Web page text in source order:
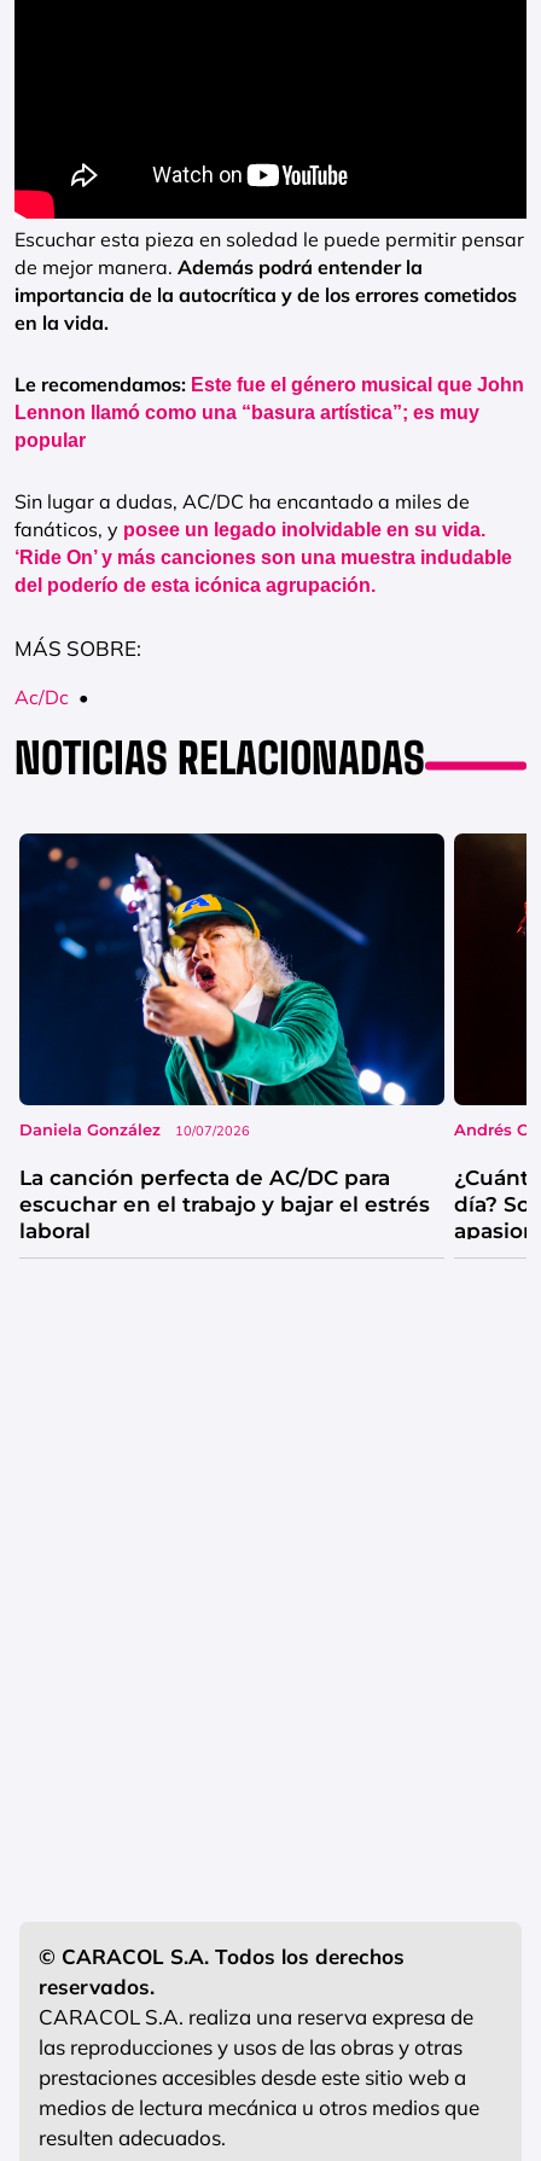
Escuchar esta pieza en soledad le puede permitir pensar
de mejor manera. Además podrá entender la
importancia de la autocrítica y de los errores cometidos
en la vida.
Le recomendamos: Este fue el género musical que John
Lennon llamó como una “basura artística”; es muy
popular
Sin lugar a dudas, AC/DC ha encantado a miles de
fanáticos, y posee un legado inolvidable en su vida.
‘Ride On’ y más canciones son una muestra indudable
del poderío de esta icónica agrupación.
MÁS SOBRE:
Ac/Dc •
NOTICIAS RELACIONADAS
Daniela González 10/07/2026
La canción perfecta de AC/DC para
escuchar en el trabajo y bajar el estrés
laboral
Andrés
día?
© CARACOL S.A. Todos los derechos
reservados.
CARACOL S.A. realiza una reserva expresa de
las reproducciones y usos de las obras y otras
prestaciones accesibles desde este sitio web a
medios de lectura mecánica u otros medios que
resulten adecuados.